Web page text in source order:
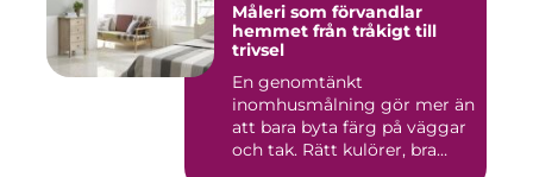
Måleri som förvandlar
hemmet från tråkigt till
trivsel
En genomtänkt
inomhusmålning gör mer än
att bara byta färg på väggar
och tak. Rätt kulörer, bra